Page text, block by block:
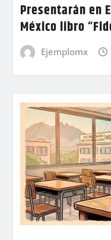
Presentarán en
México libro
Ejemplomx